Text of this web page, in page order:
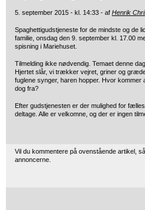
5. september 2015 - kl. 14:33 - af Henrik
Spaghettigudstjeneste for de mindste og de
familie , onsdag den 9. september kl. 17.00
spisning i Mariehuset.
Tilmelding ikke nødvendig. Temaet denne
Hjertet slår, vi trækker vejret, griner og
fuglene synger, haren hopper. Hvor kommer
dog fra?
Efter gudstjenesten er der mulighed for
deltage. Alle er velkomne, og der er ingen
Vil du kommentere på ovenstående artikel,
annoncerne.